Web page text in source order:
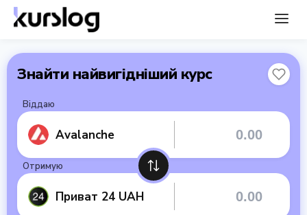
Знайти найвигідніший курс
Віддаю
Avalanche
Отримую
Приват 24 UAH